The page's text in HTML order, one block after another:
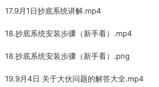
17.9月1日抄底系统讲解.mp4
18.抄底系统安装步骤（新手看）.mp4
18.抄底系统安装步骤（新手看）.png
19.9月4日 关于大伙问题的解答大全.mp4